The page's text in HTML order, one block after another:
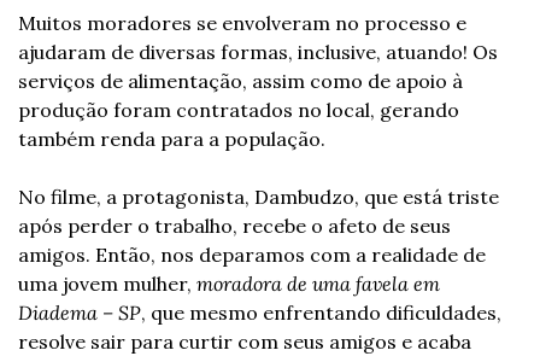
Muitos moradores se envolveram no processo e
ajudaram de diversas formas, inclusive, atuando! Os
serviços de alimentação, assim como de apoio à
produção foram contratados no local, gerando
também renda para a população.
No filme, a protagonista, Dambudzo, que está triste
após perder o trabalho, recebe o afeto de seus
amigos. Então, nos deparamos com a realidade de
uma jovem mulher, moradora de uma favela em
Diadema – SP, que mesmo enfrentando dificuldades,
resolve sair para curtir com seus amigos e acaba